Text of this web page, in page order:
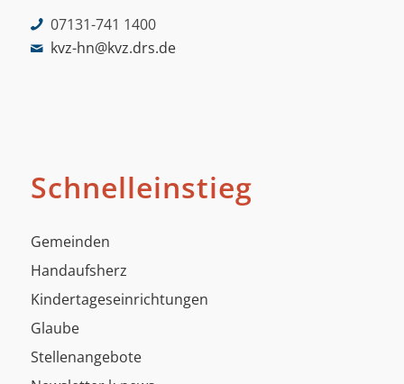
07131-741 1400
kvz-hn@kvz.drs.de
Schnelleinstieg
Gemeinden
Handaufsherz
Kindertageseinrichtungen
Glaube
Stellenangebote